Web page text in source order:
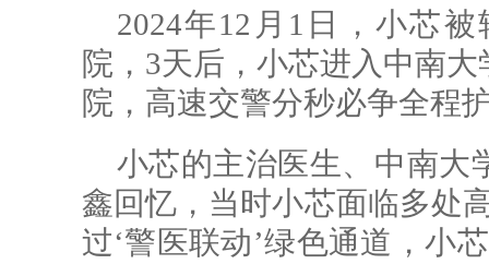
2024年12月1日，小芯
院，3天后，小芯进入中南
院，高速交警分秒必争全程
小芯的主治医生、中南大
鑫回忆，当时小芯面临多处
过‘警医联动’绿色通道，小